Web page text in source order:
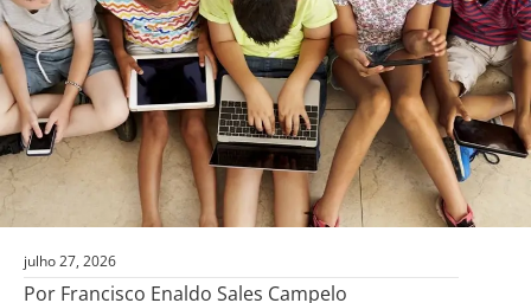
julho 27, 2026
Por Francisco Enaldo Sales Campelo